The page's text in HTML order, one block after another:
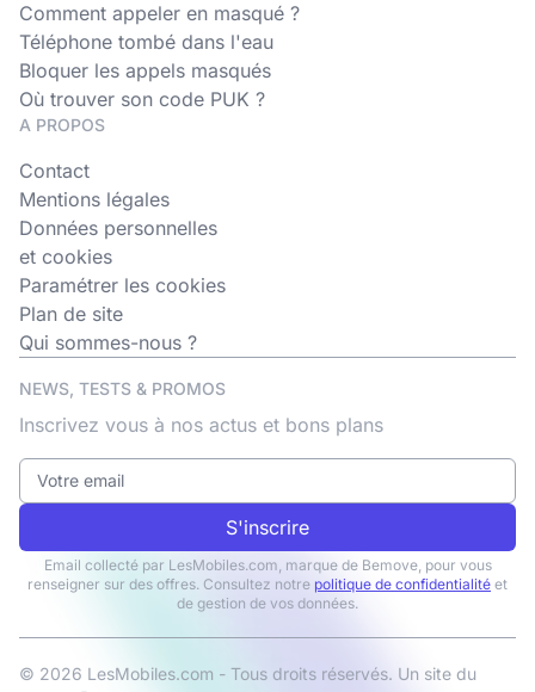
Comment appeler en masqué ?
Téléphone tombé dans l'eau
Bloquer les appels masqués
Où trouver son code PUK ?
A PROPOS
Contact
Mentions légales
Données personnelles
et cookies
Paramétrer les cookies
Plan de site
Qui sommes-nous ?
NEWS, TESTS & PROMOS
Inscrivez vous à nos actus et bons plans
S'inscrire
Email collecté par LesMobiles.com, marque de Bemove, pour vous
renseigner sur des offres. Consultez notre politique de confidentialité et
de gestion de vos données.
© 2026 LesMobiles.com - Tous droits réservés. Un site du